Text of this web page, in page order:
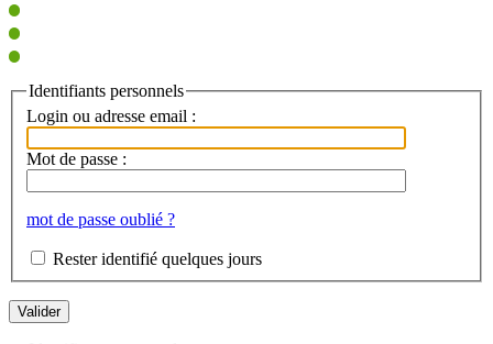
Identifiants personnels
Login ou adresse email :
Mot de passe :
mot de passe oublié ?
Rester identifié quelques jours